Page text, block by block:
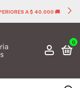
A $ 40.000 🚚
0